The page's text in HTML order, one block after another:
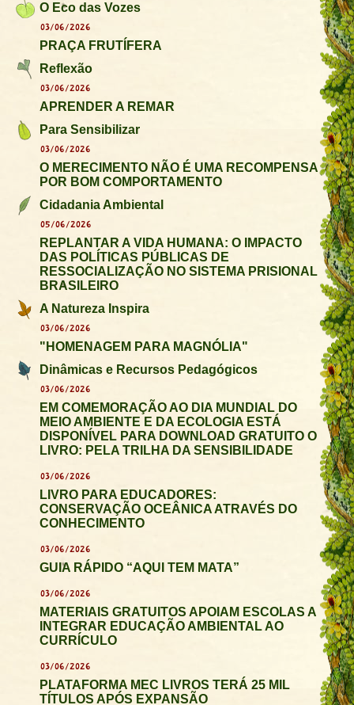
O Eco das Vozes
03/06/2026
PRAÇA FRUTÍFERA
Reflexão
03/06/2026
APRENDER A REMAR
Para Sensibilizar
03/06/2026
O MERECIMENTO NÃO É UMA RECOMPENSA
POR BOM COMPORTAMENTO
Cidadania Ambiental
05/06/2026
REPLANTAR A VIDA HUMANA: O IMPACTO
DAS POLÍTICAS PÚBLICAS DE
RESSOCIALIZAÇÃO NO SISTEMA PRISIONAL
BRASILEIRO
A Natureza Inspira
03/06/2026
"HOMENAGEM PARA MAGNÓLIA"
Dinâmicas e Recursos Pedagógicos
03/06/2026
EM COMEMORAÇÃO AO DIA MUNDIAL DO
MEIO AMBIENTE E DA ECOLOGIA ESTÁ
DISPONÍVEL PARA DOWNLOAD GRATUITO O
LIVRO: PELA TRILHA DA SENSIBILIDADE
03/06/2026
LIVRO PARA EDUCADORES:
CONSERVAÇÃO OCEÂNICA ATRAVÉS DO
CONHECIMENTO
03/06/2026
GUIA RÁPIDO “AQUI TEM MATA”
03/06/2026
MATERIAIS GRATUITOS APOIAM ESCOLAS A
INTEGRAR EDUCAÇÃO AMBIENTAL AO
CURRÍCULO
03/06/2026
PLATAFORMA MEC LIVROS TERÁ 25 MIL
TÍTULOS APÓS EXPANSÃO